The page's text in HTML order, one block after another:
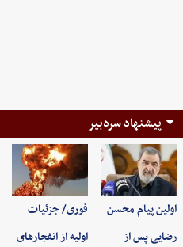
پیشنهاد سردبیر
اولین پیام محسن
رضایی پس از
فوری/ جزئیات
اولیه از انفجارهای